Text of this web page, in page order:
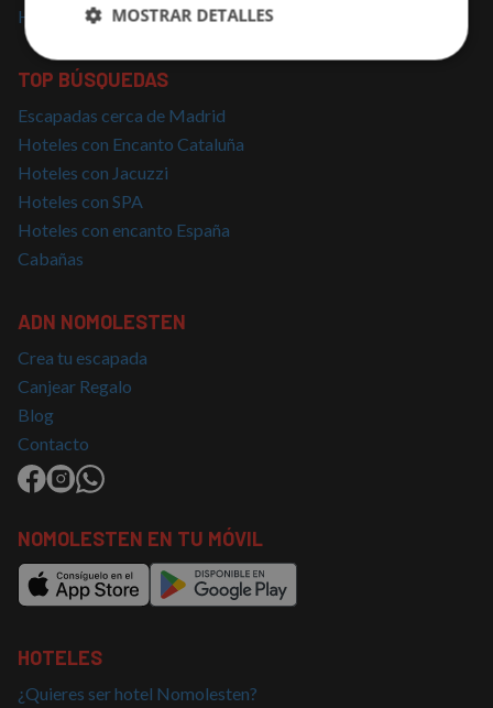
Hoteles solo para adultos
TOP BÚSQUEDAS
Escapadas cerca de Madrid
Hoteles con Encanto Cataluña
Hoteles con Jacuzzi
Hoteles con SPA
Hoteles con encanto España
Cabañas
ADN NOMOLESTEN
Crea tu escapada
Canjear Regalo
Blog
Contacto
NOMOLESTEN EN TU MÓVIL
HOTELES
¿Quieres ser hotel Nomolesten?
MOSTRAR DETALLES
Cookies
estrictamente
Cookies de
Cookies de
preferencias
Cookies de funcionalidad
Cookies no clasificadas
Las cookies estrictamente necesarias permiten la
web no puede utilizarse correctamente sin las